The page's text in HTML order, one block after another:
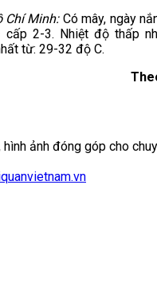
Chí Minh: Có mây, ngày
cấp 2-3. Nhiệt độ thấp
từ: 29-32 độ C.
hình ảnh đóng góp cho